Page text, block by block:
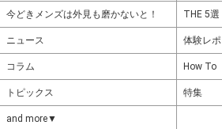
今どきメンズは外見も磨かないと！ THE 5選
ニュース 体験レポ
コラム How To
トピックス 特集
and more▼